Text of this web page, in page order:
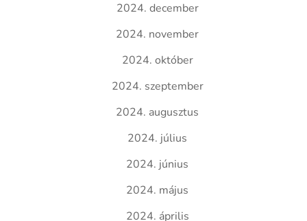
2024. december
2024. november
2024. október
2024. szeptember
2024. augusztus
2024. július
2024. június
2024. május
2024. április